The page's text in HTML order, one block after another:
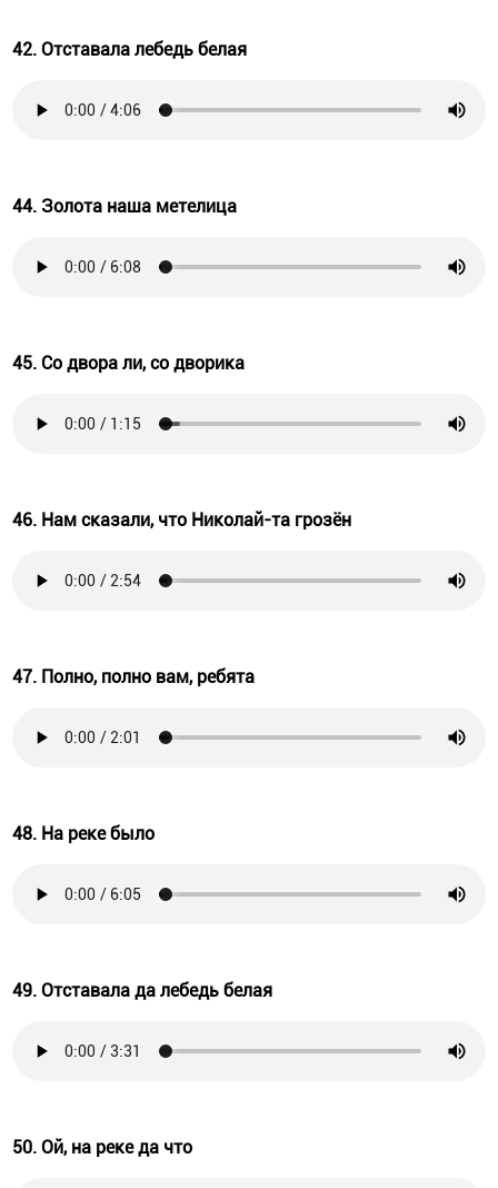
42. Отставала лебедь белая
44. Золота наша метелица
45. Со двора ли, со дворика
46. Нам сказали, что Николай-та грозён
47. Полно, полно вам, ребята
48. На реке было
49. Отставала да лебедь белая
50. Ой, на реке да что